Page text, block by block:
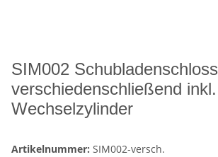
SIM002 Schubladenschloss
verschiedenschließend inkl.
Wechselzylinder
Artikelnummer: SIM002-versch.